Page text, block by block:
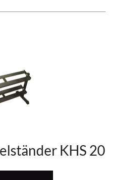
KHS 20